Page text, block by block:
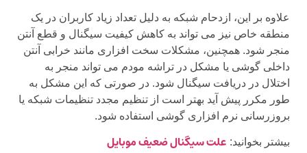
علاوه بر این، ازدحام شبکه به دلیل تعداد زیاد کاربران در یک
منطقه خاص نیز می تواند به کاهش کیفیت سیگنال و قطع آنتن
منجر شود. همچنین، مشکلات سخت افزاری مانند خرابی آنتن
داخلی گوشی یا مشکل در تراشه مودم می تواند منجر به
اختلال در دریافت سیگنال شود. در صورتی که این مشکل به
طور مکرر پیش آید بهتر است از تنظیم مجدد تنظیمات شبکه یا
بروزرسانی نرم افزاری گوشی استفاده شود.
بیشتر بخوانید: علت سیگنال ضعیف موبایل